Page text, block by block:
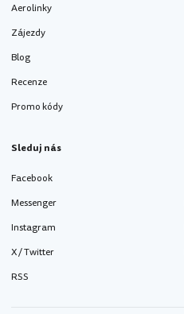
Aerolinky
Zájezdy
Blog
Recenze
Promo kódy
Sleduj nás
Facebook
Messenger
Instagram
X / Twitter
RSS